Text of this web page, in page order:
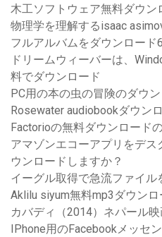
木工ソフトウェア無料ダウン
物理学を理解するisaac
フルアルバムをダウンロード
ドリームウィーバーは、
料でダウンロード
PC用の本の虫の冒険のダウ
Rosewater audiobookダウン
Factorioの無料ダウンロード
アマゾンエコーアプリをデ
ウンロードしますか？
イーグル取得で急流ファイ
Aklilu siyum無料mp3ダウンロ
カバディ（2014）ネパール
IPhone用のFacebookメッセ